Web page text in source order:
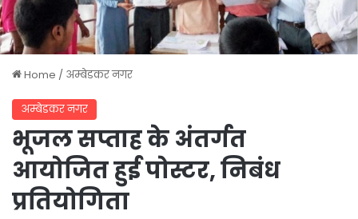
Home / अम्बेडकर नगर
अम्बेडकर नगर
भूजल सप्ताह के अंतर्गत
आयोजित हुई पोस्टर, निबंध
प्रतियोगिता